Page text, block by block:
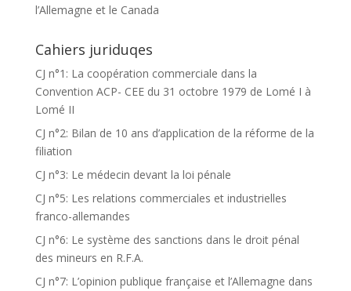
l’Allemagne et le Canada
Cahiers juriduqes
CJ n°1: La coopération commerciale dans la
Convention ACP- CEE du 31 octobre 1979 de Lomé I à
Lomé II
CJ n°2: Bilan de 10 ans d’application de la réforme de la
filiation
CJ n°3: Le médecin devant la loi pénale
CJ n°5: Les relations commerciales et industrielles
franco-allemandes
CJ n°6: Le système des sanctions dans le droit pénal
des mineurs en R.F.A.
CJ n°7: L’opinion publique française et l’Allemagne dans